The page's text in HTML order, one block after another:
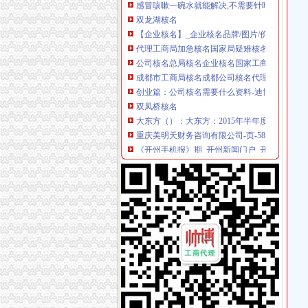
双龙湖核名
【企业核名】_企业核名品牌/图片/价格_企业核
代理工商局加急核名国家局疑难核名-其他商讯-
公司核名总局核名企业核名国家工商总局公司
成都市工商局核名成都公司核名代理四川公司
创业篇：公司核名需要什么资料-迪博资质代办网
双凤桥核名
大东方（）：大东方：2015年半年度报告_和讯网
重庆美明天财务咨询有限公司-页-58企业网站
《开州手机报》期_开州新闻门户_开州之窗
科力远：2017年第一次临时股东大会资料_力元
重庆鑫思涵科技有限公司（重庆市渝北区双凤桥
两路核名
北京多名男子冒充察带上门拘人敲诈-今日钦州-
个人资企业第一文库网
干部用亲戚名义开办公司签合同受贿2487万-搜
儒家害人误国_儒家吧_百度贴吧
重“三道两路”理论的壮_壮_中中网
龙溪核名
产业融合推动四川乡村旅游快速升级-四川省人
音西街道电话乡村干部榜上有名